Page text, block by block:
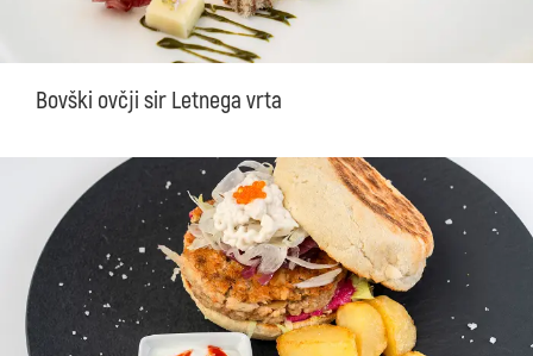
Bovški ovčji sir Letnega vrta